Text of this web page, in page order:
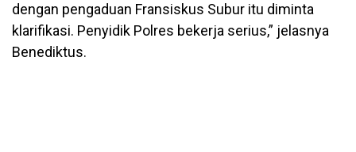
dengan pengaduan Fransiskus Subur itu diminta
klarifikasi. Penyidik Polres bekerja serius,” jelasnya
Benediktus.